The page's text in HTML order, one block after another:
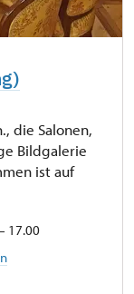
die Salonen,
Bildgalerie
ist auf
17.00